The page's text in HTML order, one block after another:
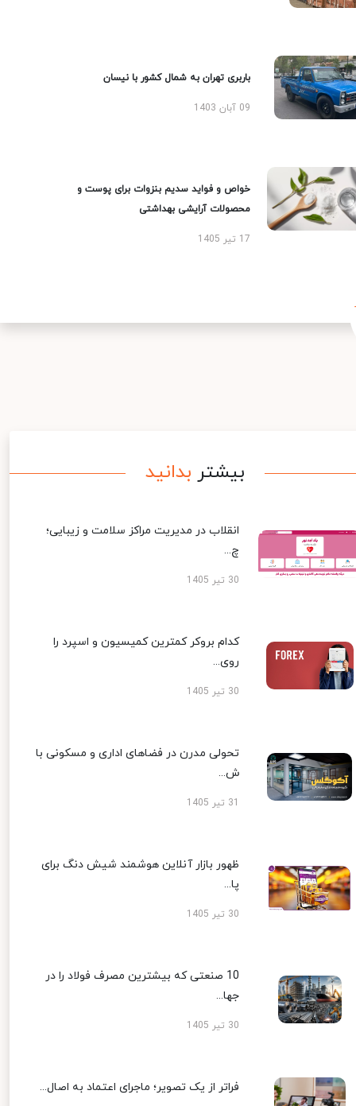
باربری تهران به شمال کشور با نیسان
09 آبان 1403
خواص و فواید سدیم بنزوات برای پوست و
محصولات آرایشی بهداشتی
17 تیر 1405
بیشتر بدانید
انقلاب در مدیریت مراکز سلامت و زیبایی؛
چ...
30 تیر 1405
کدام بروکر کمترین کمیسیون و اسپرد را
روی...
30 تیر 1405
تحولی مدرن در فضاهای اداری و مسکونی با
ش...
ظهور بازار آنلاین هوشمند شیش دنگ برای
پا...
30 تیر 1405
10 صنعتی که بیشترین مصرف فولاد را در
جها...
30 تیر 1405
فراتر از یک تصویر؛ ماجرای اعتماد به اصال...